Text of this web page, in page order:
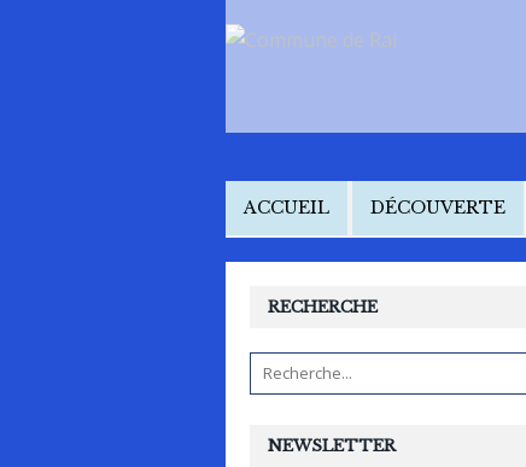
ACCUEIL DÉCOUVERTE
NEWSLETTER
RECHERCHE